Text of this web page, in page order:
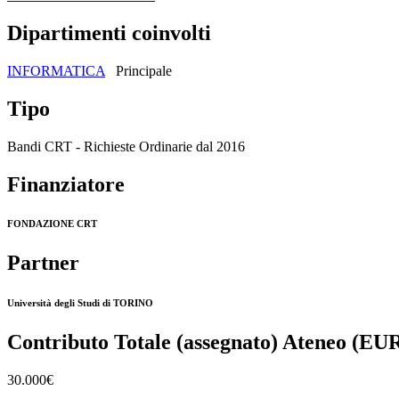
Dipartimenti coinvolti
INFORMATICA Principale
Tipo
Bandi CRT - Richieste Ordinarie dal 2016
Finanziatore
FONDAZIONE CRT
Partner
Università degli Studi di TORINO
Contributo Totale (assegnato) Ateneo
30.000€